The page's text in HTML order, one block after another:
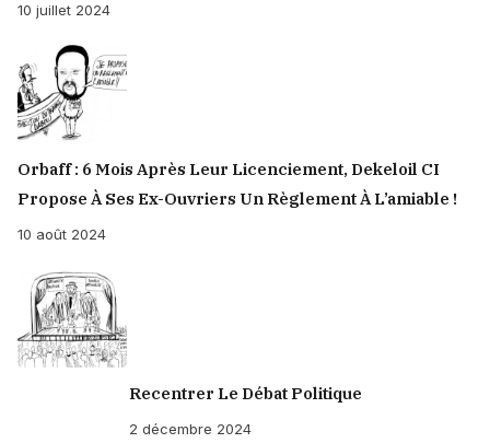
10 juillet 2024
Orbaff : 6 Mois Après Leur Licenciement, Dekeloil CI
Propose À Ses Ex-Ouvriers Un Règlement À L’amiable !
10 août 2024
Recentrer Le Débat Politique
2 décembre 2024